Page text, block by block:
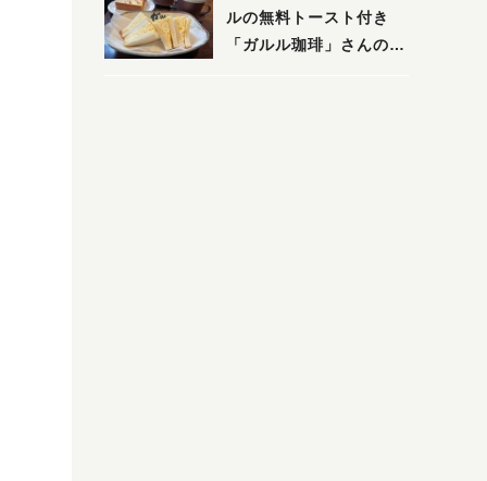
ルの無料トースト付き
「ガルル珈琲」さんのお